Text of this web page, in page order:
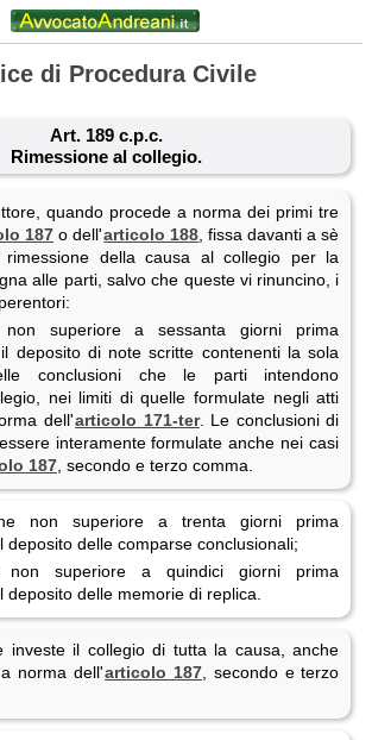
di Procedura Civile
Art. 189 c.p.c.
Rimessione al collegio.
quando procede a norma dei primi tre
187 o dell'articolo 188 , fissa davanti a sè
della causa al collegio per la
alle parti, salvo che queste vi rinuncino, i
superiore a sessanta giorni prima
deposito di note scritte contenenti la sola
conclusioni che le parti intendono
nei limiti di quelle formulate negli atti
dell'articolo 171-ter. Le conclusioni di
interamente formulate anche nei casi
187, secondo e terzo comma.
non superiore a trenta giorni prima
deposito delle comparse conclusionali;
superiore a quindici giorni prima
deposito delle memorie di replica.
investe il collegio di tutta la causa, anche
norma dell'articolo 187 , secondo e terzo